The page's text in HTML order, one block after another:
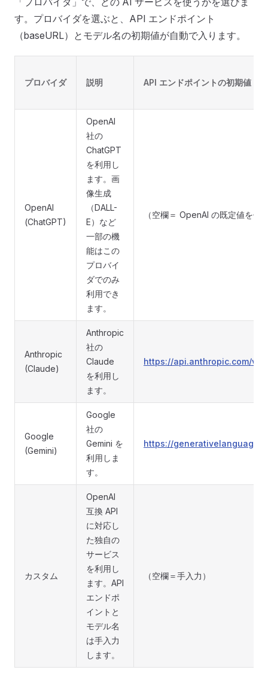
す。プロバイダを選ぶと、API エンドポイント
（baseURL）とモデル名の初期値が自動で入ります。
プロバイダ 説明 API エンドポイントの初期値
OpenAI
(ChatGPT)
OpenAI
社の
ChatGPT
を利用し
ます。画
像生成
（DALL-
E）など
一部の機
能はこの
プロバイ
ダでのみ
利用でき
ます。
（空欄＝ OpenAI の既定値を使
Anthropic
(Claude)
Anthropic
社の
Claude
を利用し
ます。
https://api.anthropic.com/v1/
Google
(Gemini)
Google
社の
Gemini を
利用しま
す。
https://
カスタム
OpenAI
互換 API
に対応し
た独自の
サービス
を利用し
ます。API
エンドポ
イントと
モデル名
は手入力
します。
（空欄＝手入力）